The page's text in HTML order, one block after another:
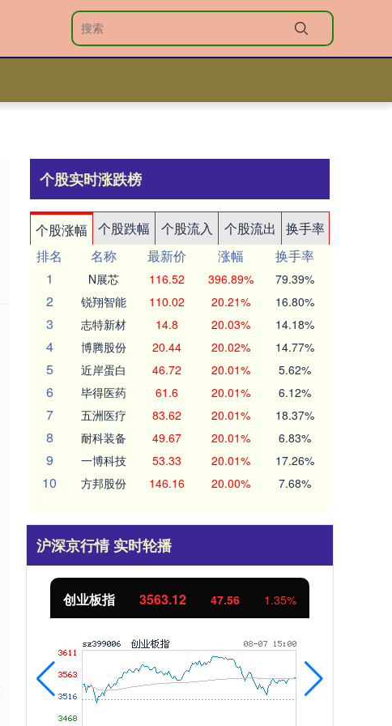
个股实时涨跌榜
个股涨幅 个股跌幅 个股流入 个股流出
换手率
排名
名称 最新价 涨幅
换手率
1
N展芯 116.52 396.89% 79.39%
2 锐翔智能 110.02 20.21% 16.80%
3 志特新材 14.8 20.03% 14.18%
4 博腾股份 20.44 20.02% 14.77%
5 近岸蛋白 46.72 20.01% 5.62%
6 毕得医药 61.6 20.01% 6.12%
7 五洲医疗 83.62 20.01% 18.37%
8 耐科装备 49.67 20.01% 6.83%
9 一博科技 53.33 20.01% 17.26%
10 方邦股份 146.16 20.00% 7.68%
沪深京行情 实时轮播
创业板指 3563.12 47.56 1.35%